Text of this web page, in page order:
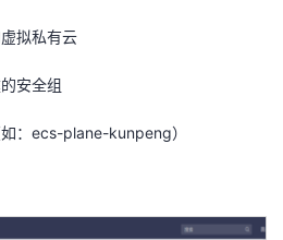
拟私有云
安全组
： ecs-plane-kunpeng）